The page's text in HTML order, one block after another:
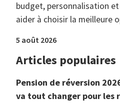
budget, personnalisation
aider à choisir la meilleure
5 août 2026
Articles populaires
Pension de réversion
va tout changer pour les